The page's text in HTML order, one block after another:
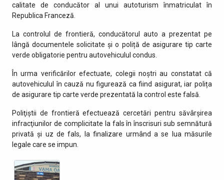
calitate de conducător al unui autoturism înmatriculat în
Republica Franceză.
La controlul de frontieră, conducătorul auto a prezentat pe
lângă documentele solicitate şi o poliță de asigurare tip carte
verde obligatorie pentru autovehiculul condus.
În urma verificărilor efectuate, colegii noștri au constatat că
autovehiculul în cauză nu figurează ca fiind asigurat, iar polița
de asigurare tip carte verde prezentată la control este falsă.
Poliţiştii de frontieră efectuează cercetări pentru săvârşirea
infracţiunilor de complicitate la fals în înscrisuri sub semnătură
privată și uz de fals, la finalizare urmând a se lua măsurile
legale care se impun.